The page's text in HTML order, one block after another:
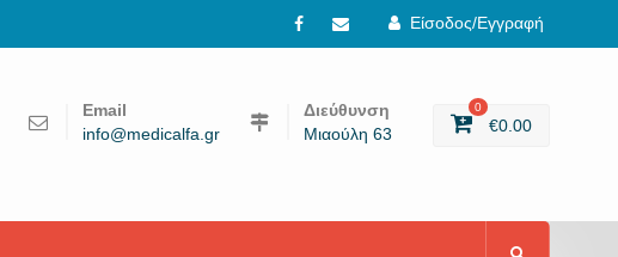
Είσοδος/Εγγραφή
Facebook
email
Email
info@medicalfa.gr
Διεύθυνση
Μιαούλη 63
0
€0.00